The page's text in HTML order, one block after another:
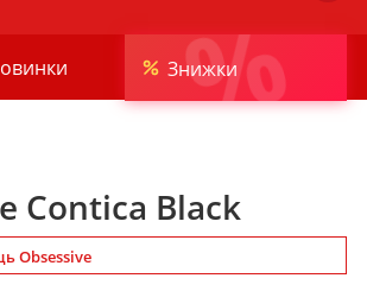
%
Знижки
Contica Black
Obsessive